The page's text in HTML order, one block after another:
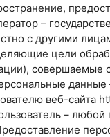
–
с другими
цели
совершаемые
веб-сайта
– любой